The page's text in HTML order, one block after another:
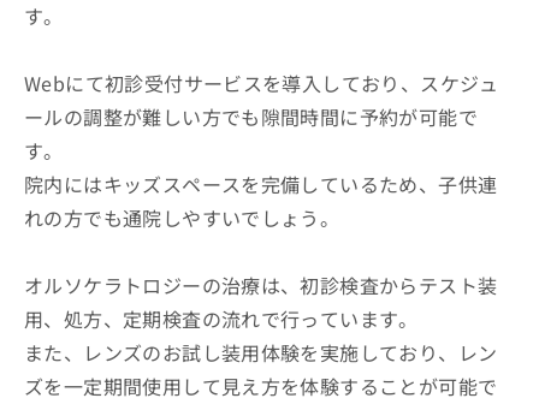
す。
Webにて初診受付サービスを導入しており、スケジュ
ールの調整が難しい方でも隙間時間に予約が可能で
す。
院内にはキッズスペースを完備しているため、子供連
れの方でも通院しやすいでしょう。
オルソケラトロジーの治療は、初診検査からテスト装
用、処方、定期検査の流れで行っています。
また、レンズのお試し装用体験を実施しており、レン
ズを一定期間使用して見え方を体験することが可能で